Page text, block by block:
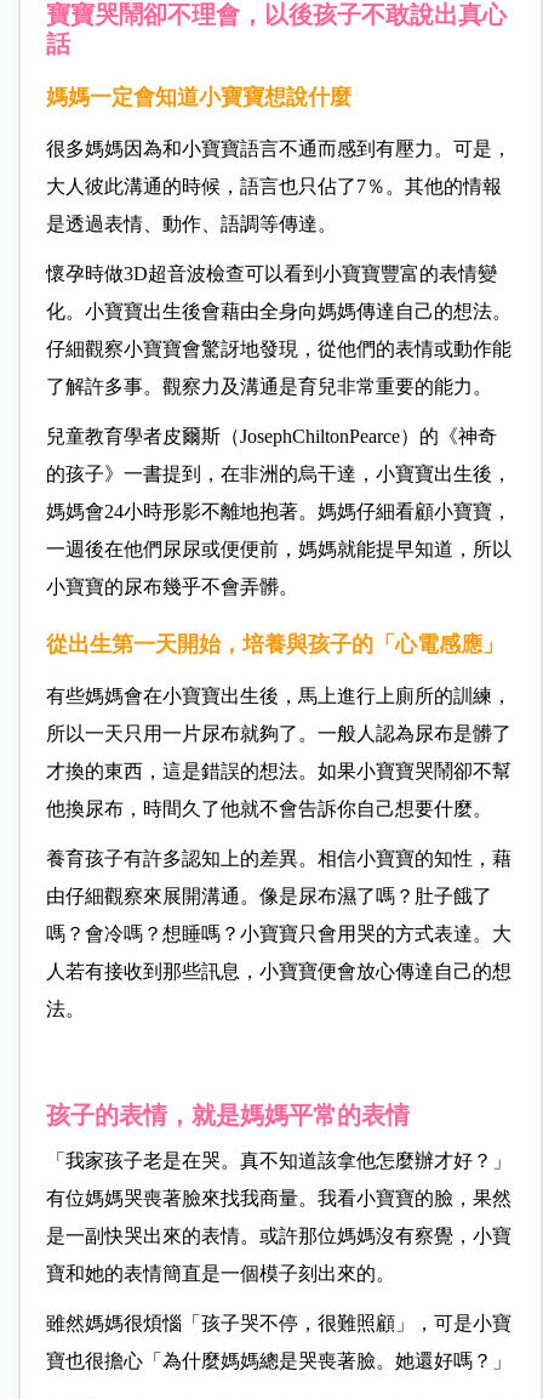
寶寶哭鬧卻不理會，以後孩子不敢說出真心
話
媽媽一定會知道小寶寶想說什麼
很多媽媽因為和小寶寶語言不通而感到有壓力。可是，
大人彼此溝通的時候，語言也只佔了7％。其他的情報
是透過表情、動作、語調等傳達。
懷孕時做3D超音波檢查可以看到小寶寶豐富的表情變
化。小寶寶出生後會藉由全身向媽媽傳達自己的想法。
仔細觀察小寶寶會驚訝地發現，從他們的表情或動作能
了解許多事。觀察力及溝通是育兒非常重要的能力。
兒童教育學者皮爾斯（JosephChiltonPearce）的《神奇
的孩子》一書提到，在非洲的烏干達，小寶寶出生後，
媽媽會24小時形影不離地抱著。媽媽仔細看顧小寶寶，
一週後在他們尿尿或便便前，媽媽就能提早知道，所以
小寶寶的尿布幾乎不會弄髒。
從出生第一天開始，培養與孩子的「心電感應」
有些媽媽會在小寶寶出生後，馬上進行上廁所的訓練，
所以一天只用一片尿布就夠了。一般人認為尿布是髒了
才換的東西，這是錯誤的想法。如果小寶寶哭鬧卻不幫
他換尿布，時間久了他就不會告訴你自己想要什麼。
養育孩子有許多認知上的差異。相信小寶寶的知性，藉
由仔細觀察來展開溝通。像是尿布濕了嗎？肚子餓了
嗎？會冷嗎？想睡嗎？小寶寶只會用哭的方式表達。大
人若有接收到那些訊息，小寶寶便會放心傳達自己的想
法。
孩子的表情，就是媽媽平常的表情
「我家孩子老是在哭。真不知道該拿他怎麼辦才好？」
有位媽媽哭喪著臉來找我商量。我看小寶寶的臉，果然
是一副快哭出來的表情。或許那位媽媽沒有察覺，小寶
寶和她的表情簡直是一個模子刻出來的。
雖然媽媽很煩惱「孩子哭不停，很難照顧」，可是小寶
寶也很擔心「為什麼媽媽總是哭喪著臉。她還好嗎？」